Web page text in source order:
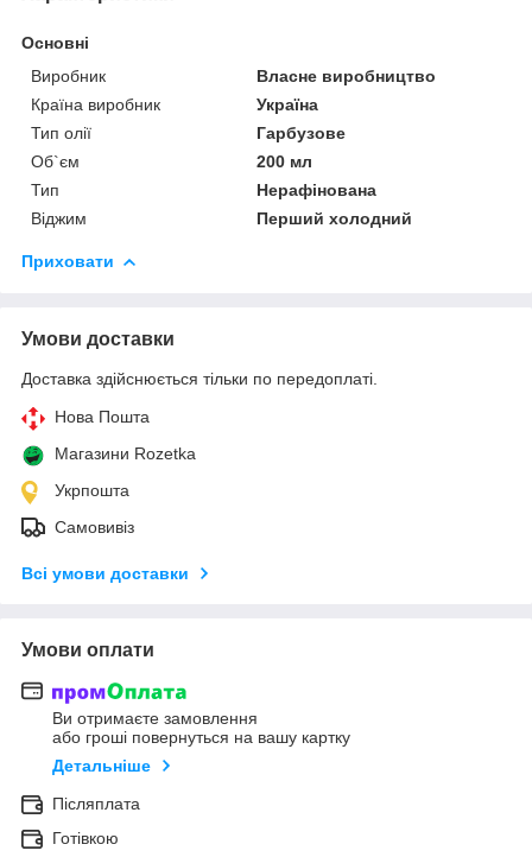
Основні
Виробник
Власне виробництво
Країна виробник
Україна
Тип олії
Гарбузове
Об`єм
200 мл
Тип
Нерафінована
Віджим
Перший холодний
Приховати
Умови доставки
Доставка здійснюється тільки по передоплаті.
Нова Пошта
Магазини Rozetka
Укрпошта
Самовивіз
Всі умови доставки
Умови оплати
Ви отримаєте замовлення
або гроші повернуться на вашу картку
Детальніше
Післяплата
Готівкою